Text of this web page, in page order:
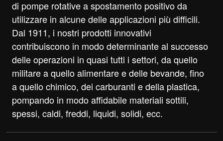
di pompe rotative a spostamento positivo da
utilizzare in alcune delle applicazioni più difficili.
Dal 1911, i nostri prodotti innovativi
contribuiscono in modo determinante al successo
delle operazioni in quasi tutti i settori, da quello
militare a quello alimentare e delle bevande, fino
a quello chimico, dei carburanti e della plastica,
pompando in modo affidabile materiali sottili,
spessi, caldi, freddi, liquidi, solidi, ecc.